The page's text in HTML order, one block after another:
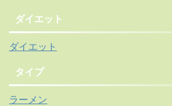
ダイエット
ダイエット
タイプ
ラーメン